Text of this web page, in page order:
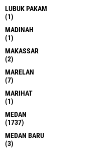
LUBUK PAKAM
(1)
MADINAH
(1)
MAKASSAR
(2)
MARELAN
(7)
MARIHAT
(1)
MEDAN
(1737)
MEDAN BARU
(3)